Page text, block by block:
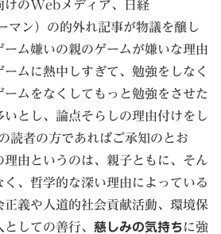
けのWebメディア、日経
ン）の的外れ記事が物議を醸し
ーム嫌いの親のゲームが嫌いな理由
ムに熱中しすぎて、勉強をしなく
ームをなくしてもっと勉強をさせた
いとし、論点そらしの理由付けをし
読者の方であればご承知のとお
理由というのは、親子ともに、そん
く、哲学的な深い理由によっている
正義や人道的社会貢献活動、環境保
しての善行、 慈しみの気持ちに強